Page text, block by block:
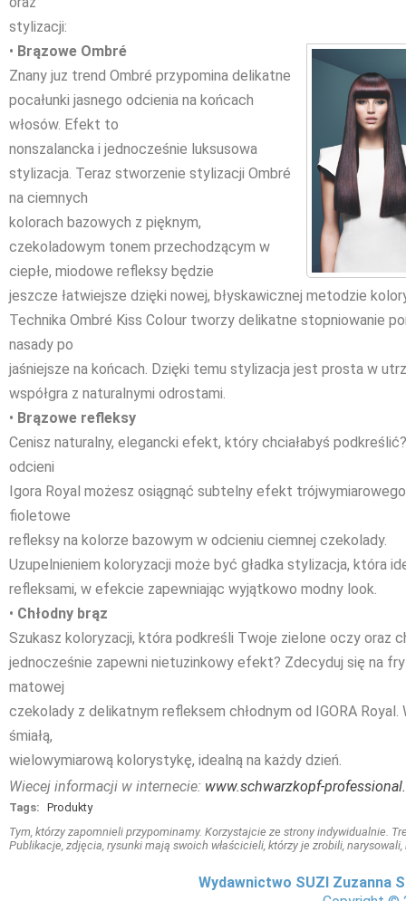
stylizacji:
• Brązowe Ombré
Znany juz trend Ombré przypomina delikatne
pocałunki jasnego odcienia na końcach
włosów. Efekt to
nonszalancka i jednocześnie luksusowa
stylizacja. Teraz stworzenie stylizacji Ombré
na ciemnych
kolorach bazowych z pięknym,
czekoladowym tonem przechodzącym w
ciepłe, miodowe refleksy będzie
jeszcze łatwiejsze dzięki nowej, błyskawicznej metodzie
Technika Ombré Kiss Colour tworzy delikatne stopniowanie
nasady po
jaśniejsze na końcach. Dzięki temu stylizacja jest prosta w
współgra z naturalnymi odrostami.
• Brązowe refleksy
Cenisz naturalny, elegancki efekt, który chciałabyś
odcieni
Igora Royal możesz osiągnąć subtelny efekt
fioletowe
refleksy na kolorze bazowym w odcieniu ciemnej czekolady.
Uzupelnieniem koloryzacji może być gładka stylizacja, która
refleksami, w efekcie zapewniając wyjątkowo modny look.
• Chłodny brąz
Szukasz koloryzacji, która podkreśli Twoje zielone oczy oraz
jednocześnie zapewni nietuzinkowy efekt? Zdecyduj się na
matowej
czekolady z delikatnym refleksem chłodnym od IGORA
śmiałą,
wielowymiarową kolorystykę, idealną na każdy dzień.
Wiecej informacji w internecie: www.schwarzkopf-
Tags: Produkty
Tym, którzy zapomnieli przypominamy. Korzystajcie ze strony indywidualnie.
Publikacje, zdjęcia, rysunki mają swoich właścicieli, którzy je zrobili,
Wydawnictwo SUZI Zuzanna